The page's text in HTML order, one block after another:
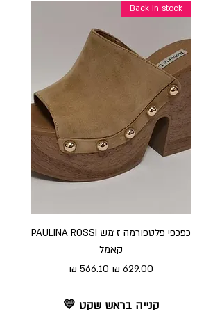
Back in stock
כפכפי פלטפורמה ז׳מש PAULINA ROSSI
קאמל
מחיר רגיל מחיר מבצע
קנייה בראש שקט 💛